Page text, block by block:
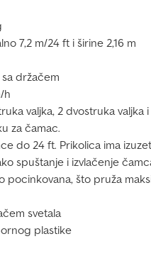
7,2 m/24 ft i širine 2,16 m
držačem
h
valjka, 2 dvostruka valjka
za čamac.
do 24 ft. Prikolica ima
spuštanje i izvlačenje
pocinkovana, što pruža
svetala
plastike